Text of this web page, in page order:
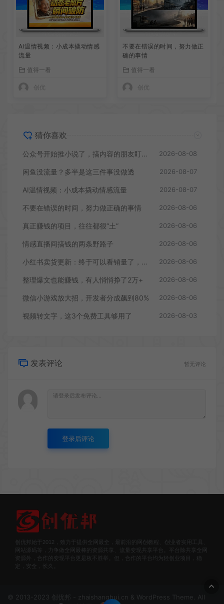
AI温情视频：小成本撬动情感
流量
值得一看
不要在错误的时间，努力做正
确的事情
值得一看
猜你喜欢
公众号开始推小说了，搞内容的朋友盯紧这个信号 2026-08-08
闲鱼没流量？多半是这三件事没做透 2026-08-07
AI温情视频：小成本撬动情感流量 2026-08-07
不要在错误的时间，努力做正确的事情 2026-08-06
真正赚钱的项目，往往都很“土” 2026-08-06
情感直播间搞钱的两条野路子 2026-08-06
小红书卖货更新：终于可以看销量了，行家入驻门槛曝光 2026-08-06
整理爆文也能赚钱，有人悄悄挣了2万+ 2026-08-06
微信小游戏放大招，开发者分成飙到80% 2026-08-06
视频转文字，这3个免费工具够用了 2026-08-03
发表评论 暂无评论
登录后评论
创优邦始于2012，致力于提供全网最全，最前沿的网创教程、创业者实用工具、
网站源码等，力争做全网最棒的资源共享、流量变现共享平台。平台除共享全网
资源外，合作的变现平台更是枚不胜举。但，合作的平台均为轻创业项目，稳
定，安全，长久。
© 2013-2023 创优邦 - zhaishanghui.cn & WordPress Theme. All